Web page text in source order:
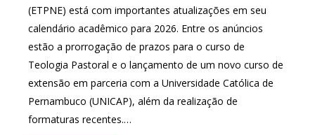
(ETPNE) está com importantes atualizações em seu
calendário acadêmico para 2026. Entre os anúncios
estão a prorrogação de prazos para o curso de
Teologia Pastoral e o lançamento de um novo curso de
extensão em parceria com a Universidade Católica de
Pernambuco (UNICAP), além da realização de
formaturas recentes.…